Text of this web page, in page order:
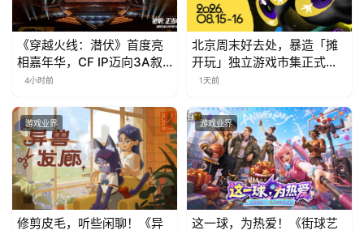
《穿越火线：潜伏》首度亮
相嘉年华，CF IP迈向3A叙
事新高度
4小时前
北京周末好去处，暴造「摊
开玩」独立游戏市集正式开
票！
1天前
游戏业界
修剪皮毛，听些闲聊！《异
游戏业界
这一球，为热爱！《街球艺